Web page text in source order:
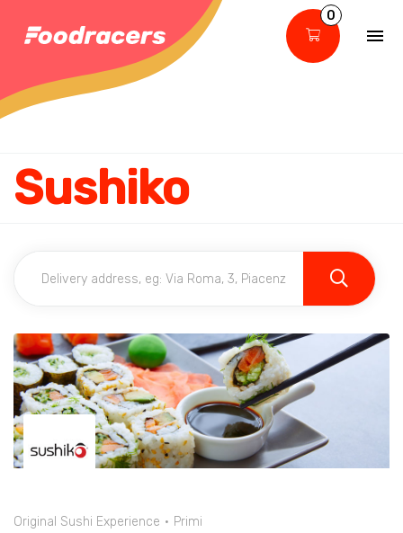
0
Sushiko
Original Sushi Experience
Primi